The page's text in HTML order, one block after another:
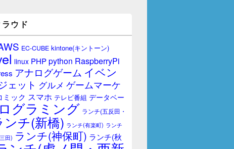
ウド
EC-CUBE kintone(キントーン)
linux PHPpython RaspberryPi
アナログゲーム イベン
ェット グルメ ゲームマーケ
ミック スマホ テレビ番組 データベー
グラミング ランチ(五反田・
ンチ(新橋) ランチ(有楽町) ランチ
田) ランチ(神保町) ランチ(秋